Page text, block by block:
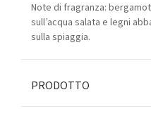
Note di fragranza:
sull’acqua salata e legni
sulla spiaggia.
PRODOTTO